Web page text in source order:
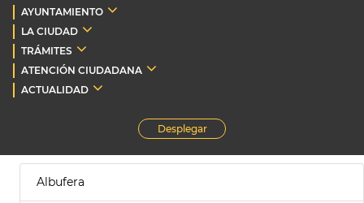
AYUNTAMIENTO
LA CIUDAD
TRÁMITES
ATENCIÓN CIUDADANA
ACTUALIDAD
Desplegar
Albufera